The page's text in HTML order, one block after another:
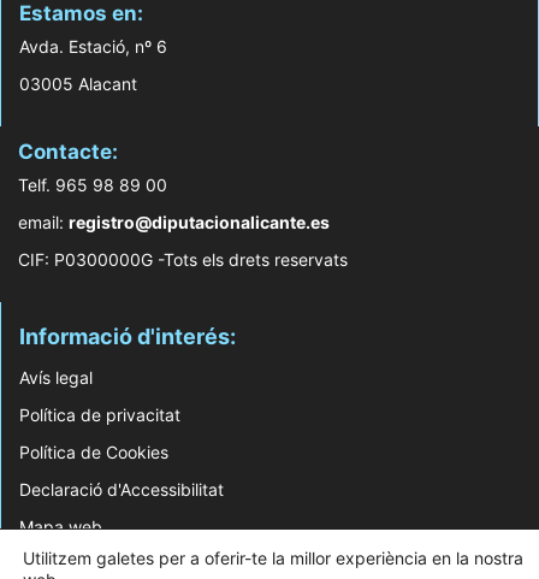
Estamos en:
Avda. Estació, nº 6
03005 Alacant
Contacte:
Telf. 965 98 89 00
email: registro@diputacionalicante.es
CIF: P0300000G -Tots els drets reservats
Informació d'interés:
Avís legal
Política de privacitat
Política de Cookies
Declaració d'Accessibilitat
Mapa web
Utilitzem galetes per a oferir-te la millor experiència en la nostra